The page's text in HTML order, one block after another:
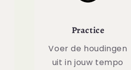
Practice
Voer de houdingen
uit in jouw tempo